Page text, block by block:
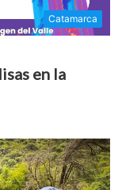
Catamarca
en la